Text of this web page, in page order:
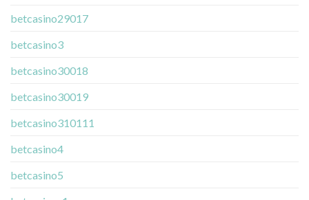
betcasino29017
betcasino3
betcasino30018
betcasino30019
betcasino310111
betcasino4
betcasino5